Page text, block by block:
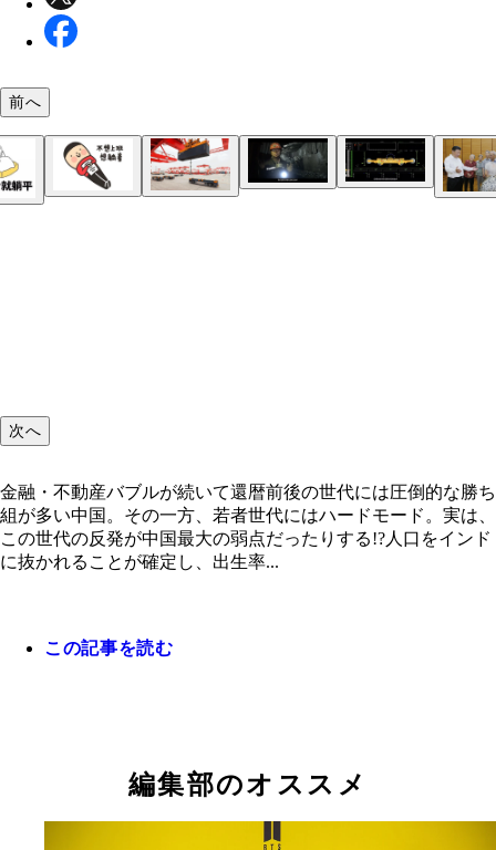
本体上部にディスプレーが搭載され、こちらから
こちらのホールに生殖器を挿入すると、振動＆ピ
で刺激。射精された精液は本体内で真空パックに
危険仕事のグローバル代名詞である炭鉱。こちら
化に大成功！
する!?
前へ
次へ
金融・不動産バブルが続いて還暦前後の世代には圧倒的な勝ち
組が多い中国。その一方、若者世代にはハードモード。実は、
この世代の反発が中国最大の弱点だったりする!?人口をインド
に抜かれることが確定し、出生率...
この記事を読む
編集部のオススメ